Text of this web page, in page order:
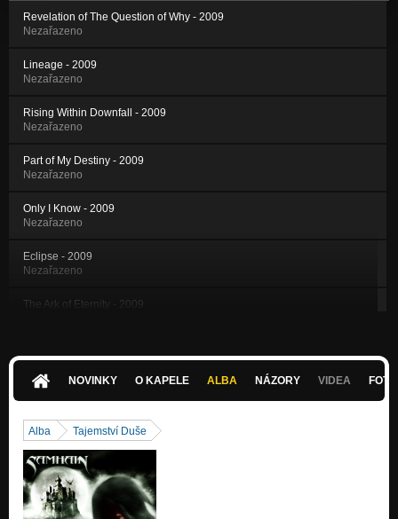
Revelation of The Question of Why - 2009
Nezařazeno
Lineage - 2009
Nezařazeno
Rising Within Downfall - 2009
Nezařazeno
Part of My Destiny - 2009
Nezařazeno
Only I Know - 2009
Nezařazeno
Eclipse - 2009
Nezařazeno
The Ark of Eternity - 2009
The Cave - 2009
Hrdina - Tajemství duše 2008
Nezařazeno
Dvě duše - Tajemství duše 2008
Nezařazeno
NOVINKY O KAPELE ALBA NÁZORY VIDEA
Alba Tajemství Duše